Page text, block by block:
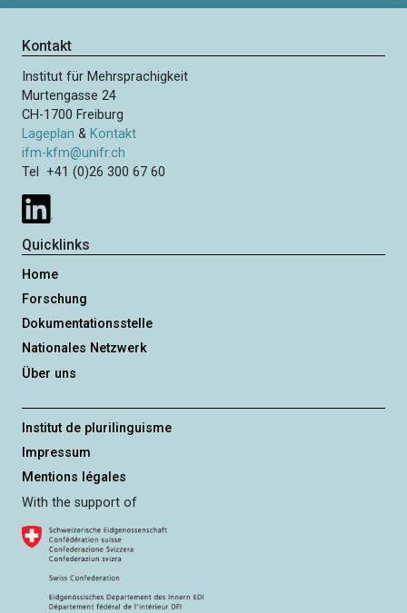
Kontakt
Institut für Mehrsprachigkeit
Murtengasse 24
CH-1700 Freiburg
Lageplan & Kontakt
ifm-kfm@unifr.ch
Tel +41 (0)26 300 67 60
Quicklinks
Home
Forschung
Dokumentationsstelle
Nationales Netzwerk
Über uns
Institut de plurilinguisme
Impressum
Mentions légales
With the support of